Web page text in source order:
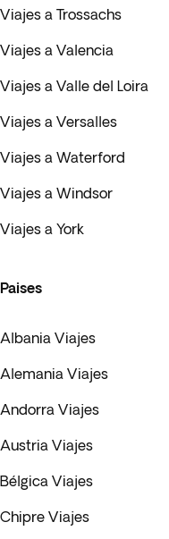
Viajes a Trossachs
Viajes a Valencia
Viajes a Valle del Loira
Viajes a Versalles
Viajes a Waterford
Viajes a Windsor
Viajes a York
Paises
Albania Viajes
Alemania Viajes
Andorra Viajes
Austria Viajes
Bélgica Viajes
Chipre Viajes